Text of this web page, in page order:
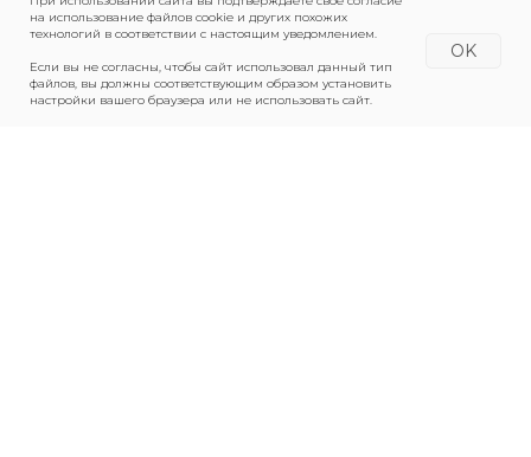
на использование файлов cookie и других похожих
технологий в соответствии с настоящим уведомлением.
Если вы не согласны, чтобы сайт использовал данный тип
файлов, вы должны соответствующим образом установить
настройки вашего браузера или не использовать сайт.
OK